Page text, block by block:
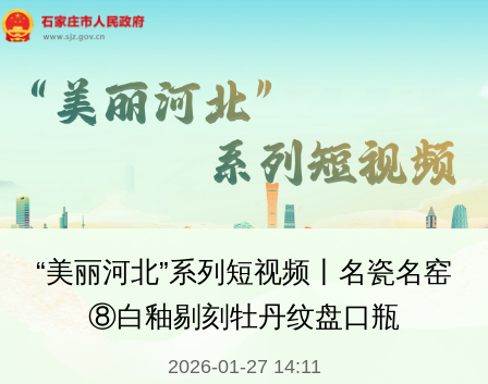
“美丽河北”系列短视频丨名瓷名窑
⑧白釉剔刻牡丹纹盘口瓶
2026-01-27 14:11